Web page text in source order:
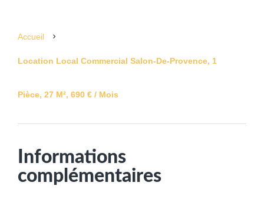
Accueil
Location Local Commercial Salon-De-Provence, 1
Pièce, 27 M², 690 € / Mois
Informations
complémentaires